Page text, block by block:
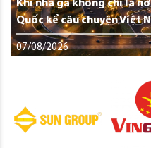
Khi nhà ga không chỉ là
Quốc kể câu chuyện Việt
07/08/2026